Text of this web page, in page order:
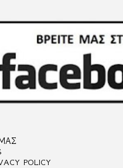
POLICY